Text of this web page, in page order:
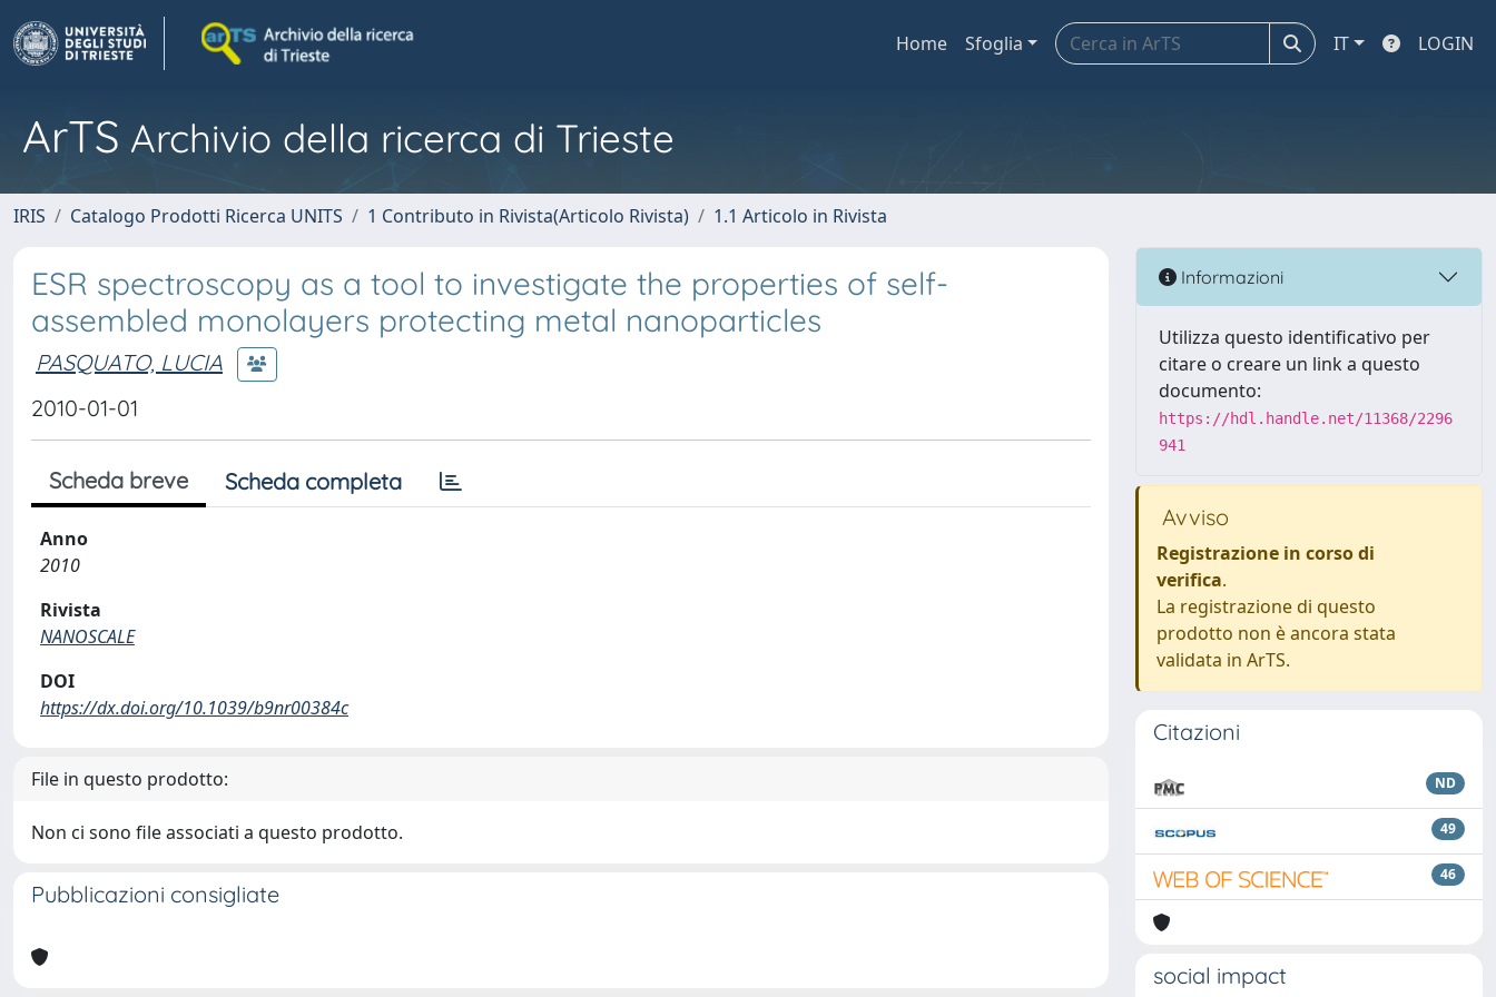
Home Sfoglia IT LOGIN
ArTS Archivio della ricerca di Trieste
IRIS Catalogo Prodotti Ricerca UNITS 1 Contributo in Rivista(Articolo Rivista) 1.1 Articolo in Rivista
ESR spectroscopy as a tool to investigate the properties of self-
assembled monolayers protecting metal nanoparticles
PASQUATO, LUCIA
2010-01-01
Scheda breve Scheda completa
Anno
2010
Rivista
NANOSCALE
DOI
https://dx.doi.org/10.1039/b9nr00384c
File in questo prodotto:
Non ci sono file associati a questo prodotto.
Pubblicazioni consigliate
Informazioni
Utilizza questo identificativo per
citare o creare un link a questo
documento:
https://hdl.handle.net/11368/2296
941
Avviso
Registrazione in corso di
verifica.
La registrazione di questo
prodotto non è ancora stata
validata in ArTS.
Citazioni
ND
49
46
social impact